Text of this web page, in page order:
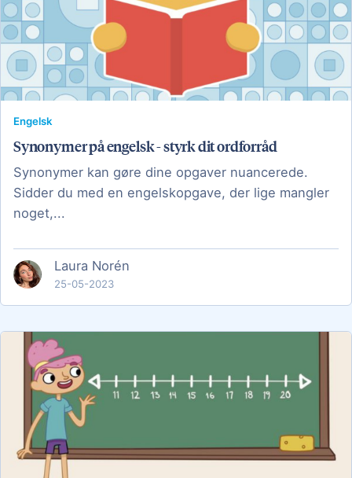
Engelsk
Synonymer på engelsk - styrk dit ordforråd
Synonymer kan gøre dine opgaver nuancerede.
Sidder du med en engelskopgave, der lige mangler
noget,...
Laura Norén
25-05-2023